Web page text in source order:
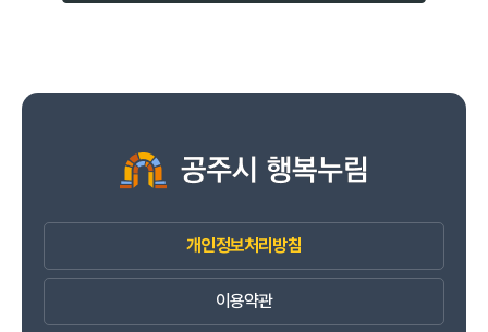
개인정보처리방침
이용약관